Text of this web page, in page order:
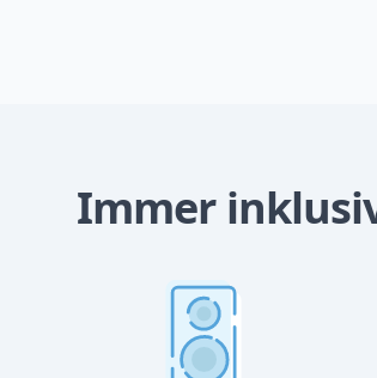
Immer